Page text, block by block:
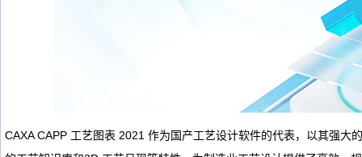
CAXA CAPP 工艺图表 2021 作为国产工艺设计软件的代表，以其强大